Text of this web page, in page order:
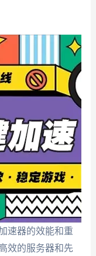
速器的效能和重
效的服务器和先